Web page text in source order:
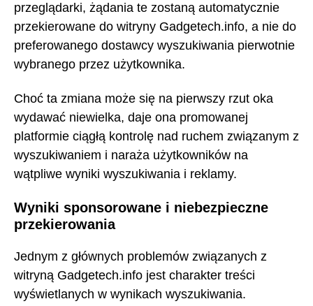
przeglądarki, żądania te zostaną automatycznie
przekierowane do witryny Gadgetech.info, a nie do
preferowanego dostawcy wyszukiwania pierwotnie
wybranego przez użytkownika.
Choć ta zmiana może się na pierwszy rzut oka
wydawać niewielka, daje ona promowanej
platformie ciągłą kontrolę nad ruchem związanym z
wyszukiwaniem i naraża użytkowników na
wątpliwe wyniki wyszukiwania i reklamy.
Wyniki sponsorowane i niebezpieczne
przekierowania
Jednym z głównych problemów związanych z
witryną Gadgetech.info jest charakter treści
wyświetlanych w wynikach wyszukiwania.